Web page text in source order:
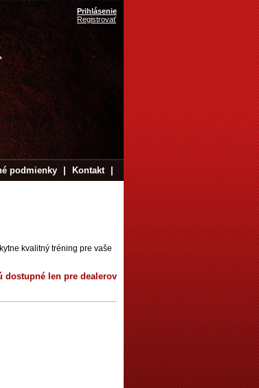
Prihlásenie
Registrovať
podmienky Kontakt
kvalitný tréning pre vaše
dostupné len pre dealerov